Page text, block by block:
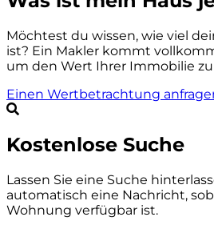
Möchtest du wissen, wie viel
ist? Ein Makler kommt
um den Wert Ihrer Immobilie
Einen Wertbetrachtung
Kostenlose Suche
Lassen Sie eine Suche
automatisch eine Nachricht,
Wohnung verfügbar ist.